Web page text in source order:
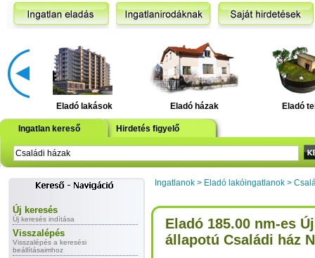
Eladó lakások Eladó házak Eladó
Ingatlan kereső Hirdetés figyelő
Új keresés
Új keresés indítása
Visszalépés
Visszalépés a keresési
beállításaimhoz
Ingatlanok > Eladó lakóingatlanok >
Eladó 185.00 nm-es
állapotú Családi ház